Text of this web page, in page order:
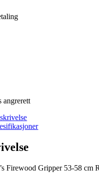
angrerett
Firewood Gripper 53-58 cm